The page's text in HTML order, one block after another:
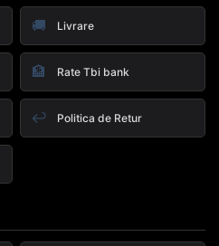
🚚 Livrare
🏦 Rate Tbi bank
↩️ Politica de Retur